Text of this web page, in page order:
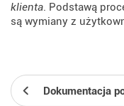
klienta. Podstawą
są wymiany z
Dokumentacja